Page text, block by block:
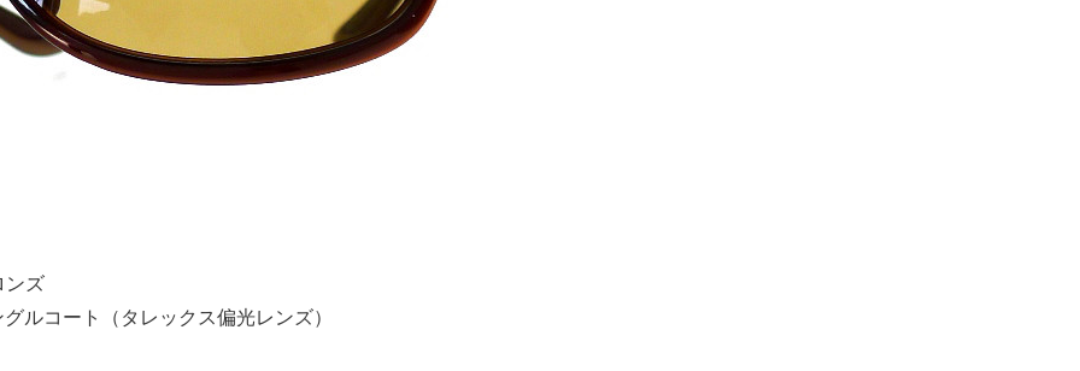
ンズ
ルコート（タレックス偏光レンズ）